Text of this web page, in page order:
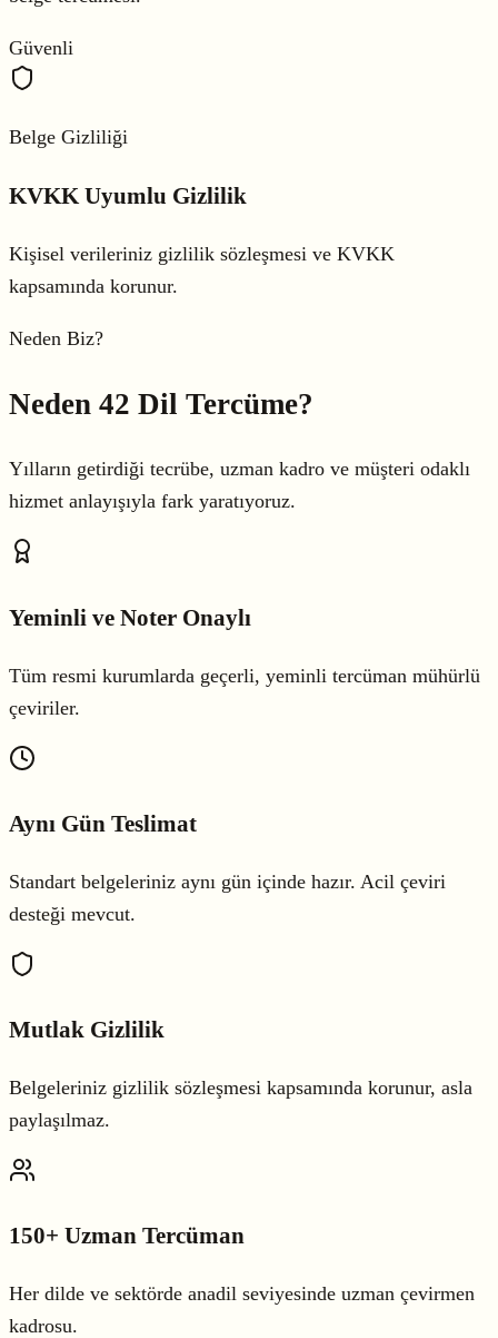
Güvenli
Belge Gizliliği
KVKK Uyumlu Gizlilik
Kişisel verileriniz gizlilik sözleşmesi ve KVKK
kapsamında korunur.
Neden Biz?
Neden 42 Dil Tercüme?
Yılların getirdiği tecrübe, uzman kadro ve müşteri odaklı
hizmet anlayışıyla fark yaratıyoruz.
Yeminli ve Noter Onaylı
Tüm resmi kurumlarda geçerli, yeminli tercüman mühürlü
çeviriler.
Aynı Gün Teslimat
Standart belgeleriniz aynı gün içinde hazır. Acil çeviri
desteği mevcut.
Mutlak Gizlilik
Belgeleriniz gizlilik sözleşmesi kapsamında korunur, asla
paylaşılmaz.
150+ Uzman Tercüman
Her dilde ve sektörde anadil seviyesinde uzman çevirmen
kadrosu.